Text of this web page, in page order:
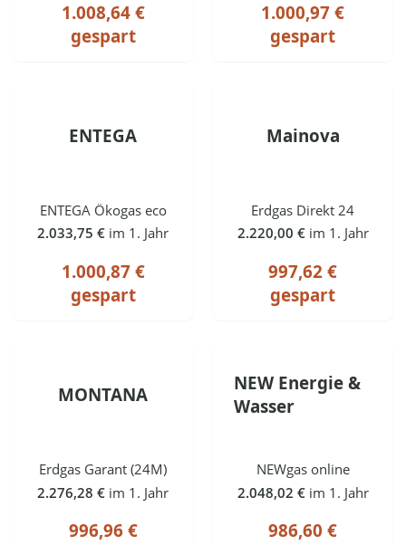
1.008,64 €
gespart
1.000,97 €
gespart
ENTEGA
ENTEGA Ökogas eco
2.033,75 € im 1. Jahr
1.000,87 €
gespart
Mainova
Erdgas Direkt 24
2.220,00 € im 1. Jahr
997,62 €
gespart
MONTANA
Erdgas Garant (24M)
2.276,28 € im 1. Jahr
996,96 €
NEW Energie &
Wasser
NEWgas online
2.048,02 € im 1. Jahr
986,60 €